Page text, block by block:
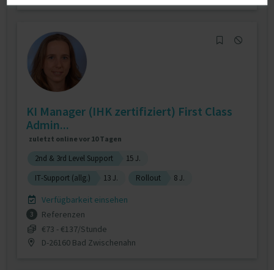
KI Manager (IHK zertifiziert) First Class
Admin...
zuletzt online vor 10 Tagen
2nd & 3rd Level Support
15 J.
IT-Support (allg.)
13 J. Rollout 8 J.
Verfügbarkeit einsehen
3
Referenzen
€73 - €137/Stunde
D-26160 Bad Zwischenahn